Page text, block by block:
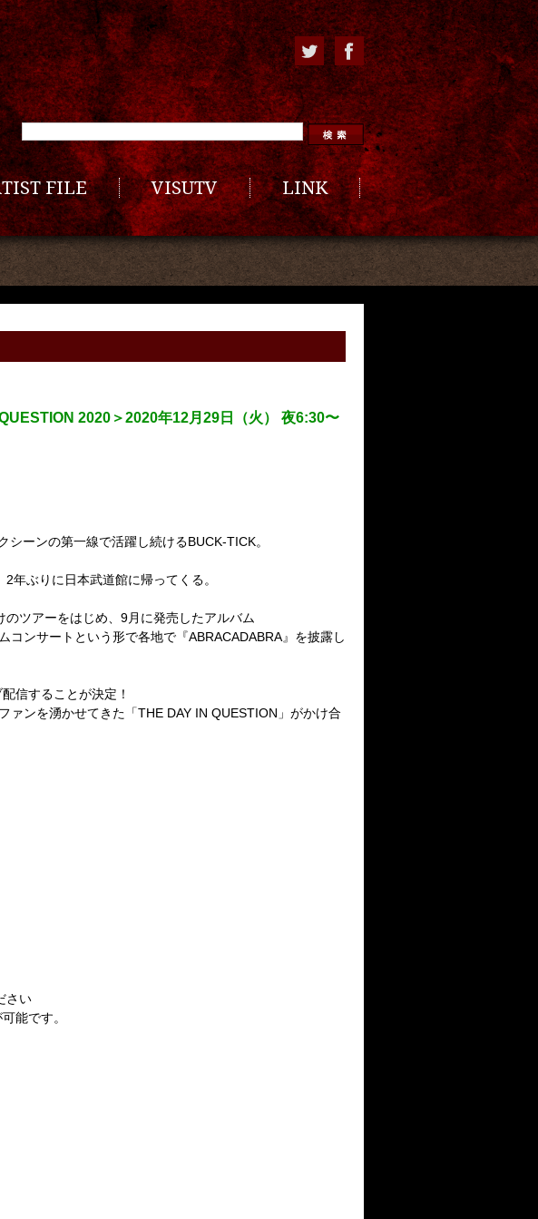
FILE VISUTV LINK
2020＞2020年12月29日（火） 夜6:30〜
ーンの第一線で活躍し続けるBUCK-TICK。
年ぶりに日本武道館に帰ってくる。
ツアーをはじめ、9月に発売したアルバム
コンサートという形で各地で『ABRACADABRA』を披露し
信することが決定！
ァンを湧かせてきた「THE DAY IN QUESTION」がかけ合
さい
能です。